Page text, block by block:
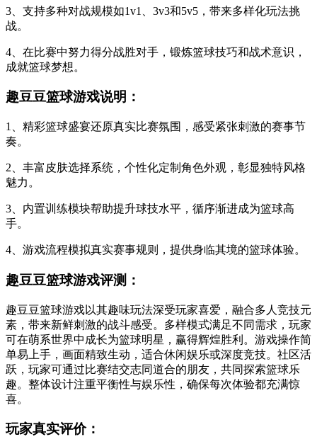
3、支持多种对战规模如1v1、3v3和5v5，带来多样化玩法挑
战。
4、在比赛中努力得分战胜对手，锻炼篮球技巧和战术意识，
成就篮球梦想。
趣豆豆篮球游戏说明：
1、精彩篮球盛宴还原真实比赛氛围，感受紧张刺激的赛事节
奏。
2、丰富皮肤选择系统，个性化定制角色外观，彰显独特风格
魅力。
3、内置训练模块帮助提升球技水平，循序渐进成为篮球高
手。
4、游戏流程模拟真实赛事规则，提供身临其境的篮球体验。
趣豆豆篮球游戏评测：
趣豆豆篮球游戏以其趣味玩法深受玩家喜爱，融合多人竞技元
素，带来新鲜刺激的战斗感受。多样模式满足不同需求，玩家
可在萌系世界中成长为篮球明星，赢得辉煌胜利。游戏操作简
单易上手，画面精致生动，适合休闲娱乐或深度竞技。社区活
跃，玩家可通过比赛结交志同道合的朋友，共同探索篮球乐
趣。整体设计注重平衡性与娱乐性，确保每次体验都充满惊
喜。
玩家真实评价：